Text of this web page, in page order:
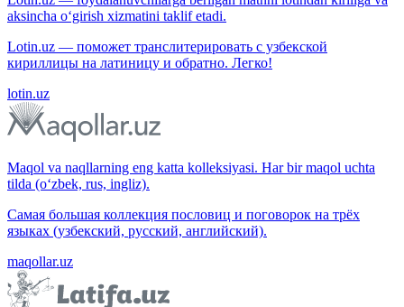
aksincha o‘girish xizmatini taklif etadi.
Lotin.uz — поможет транслитерировать с узбекской
кириллицы на латиницу и обратно. Легко!
lotin.uz
Maqol va naqllarning eng katta kolleksiyasi. Har bir maqol uchta
tilda (o‘zbek, rus, ingliz).
Самая большая коллекция пословиц и поговорок на трёх
языках (узбекский, русский, английский).
maqollar.uz